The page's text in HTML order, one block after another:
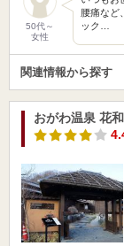
50代～
女性
腰痛など
ック…
関連情報から探す
おがわ温泉 花